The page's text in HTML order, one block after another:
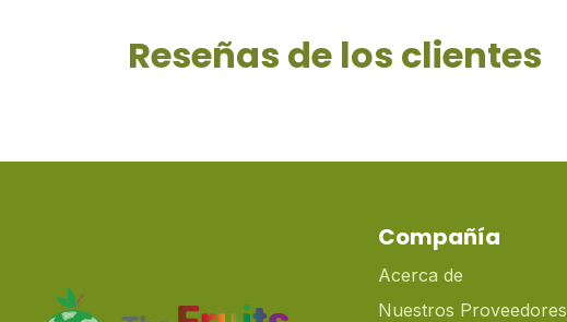
Reseñas de los clientes
Compañía
Acerca de
Nuestros Proveedores